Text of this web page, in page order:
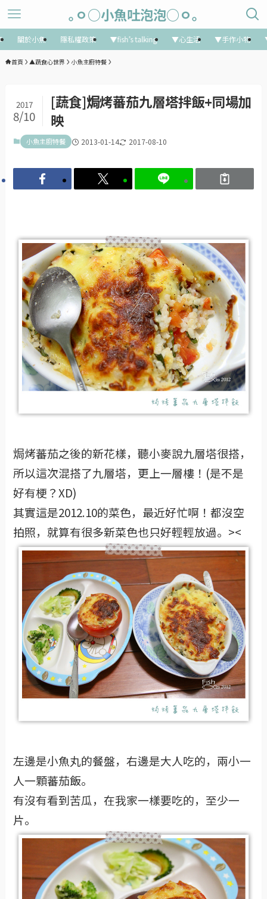
｡ㅇ○小魚吐泡泡○ㅇ｡
關於小魚 隱私權政策 ▼fish’s talking ▼心生活 ▼手作小物
首頁 ▲蔬食心世界 小魚主廚特餐
[蔬食]焗烤蕃茄九層塔拌飯+同場加
映
2017
8/10
小魚主廚特餐 2013-01-14 2017-08-10
焗烤蕃茄之後的新花樣，聽小麥說九層塔很搭，
所以這次混搭了九層塔，更上一層樓！(是不是
好有梗？XD)
其實這是2012.10的菜色，最近好忙啊！都沒空
拍照，就算有很多新菜色也只好輕輕放過。><
左邊是小魚丸的餐盤，右邊是大人吃的，兩小一
人一顆蕃茄飯。
有沒有看到苦瓜，在我家一樣要吃的，至少一
片。